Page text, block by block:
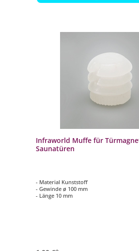
Infraworld Muffe für
Saunatüren
- Material Kunststoff
- Gewinde ø 100 mm
- Länge 10 mm